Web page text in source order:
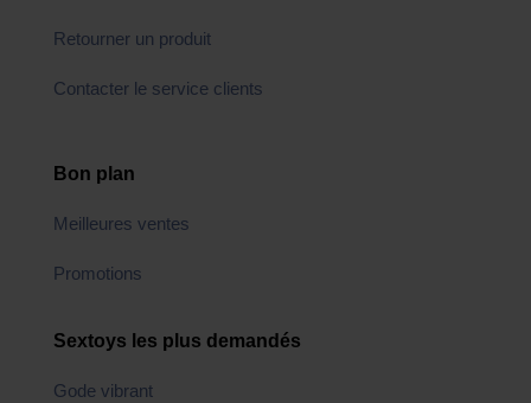
Retourner un produit
Contacter le service clients
Bon plan
Meilleures ventes
Promotions
Sextoys les plus demandés
Gode vibrant